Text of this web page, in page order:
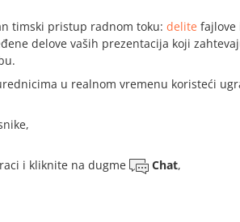
timski pristup radnom toku: delite fajlove
delove vaših prezentacija koji
u realnom vremenu koristeći
i kliknite na dugme Chat,